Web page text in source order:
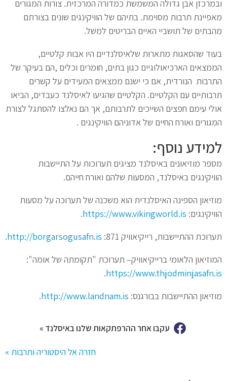
ובמרכזן אבן גדולה המשמשת כמדורה המרכזית. צורות המגורים
מאפיינת תרבות מסוימת. בתיהם של הוויקינגים שונים בצורתם
מהבתים של תושביי האיים הבריטים למשל.
בעוד שהסאגות מתארות שלאיסלנדיים היו אבות קלטיים,
הממצאים הארכיאולוגיים כגון בתים, חומרים וכלים ,הם בעיקר של
התרבות הנורדית, אם כי ישנם ממצאים המעידים על קשרים
תרבותיים עם הקלטיים. הקלטיים שהגיעו לאיסלנד כעבדים, הביאו
אולי עימם חפצים השייכים לתרבותם, אך הם נאלצו להסתגל לצורת
המגורים ואורח החיים של אדוניהם הוויקינגים .
למידע נוסף:
מספר מוזיאונים באיסלנד מציגים תערוכות על התיישבות
הוויקינגים באיסלנד, המסעות שלהם ואורח חייהם.
מוזיאון הספינה האיסלנדית הוא משכנה של תערוכה על מסעות
הוויקינגים: https://www.vikingworld.is
.
תערוכת ההתיישבות, רייקיאוויק 871:
http://borgarsogusafn.is
.
המוזיאון הלאומי ברייקיאוויק– תערוכת "תקומתה של אומה":
https://www.thjodminjasafn.is
.
מוזיאון ההתיישבות בבורגנס: http://www.landnam.is
.
עקבו אחר ההרפתקאות שלנו באיסלנד »
חזרה אל היסטוריה ותרבות »